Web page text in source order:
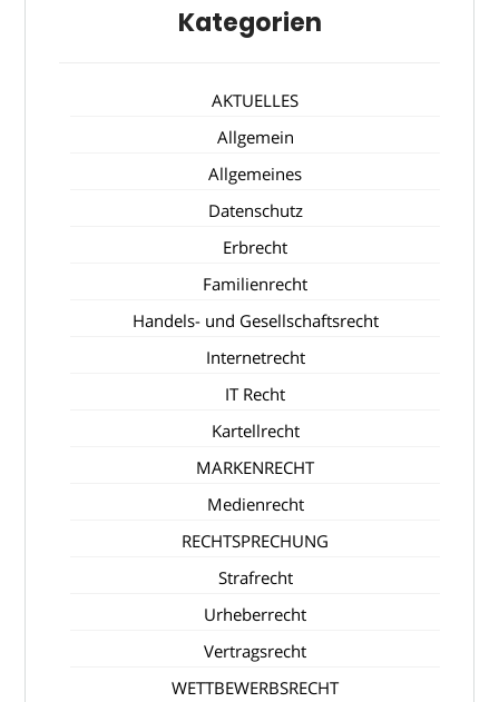
Kategorien
AKTUELLES
Allgemein
Allgemeines
Datenschutz
Erbrecht
Familienrecht
Handels- und Gesellschaftsrecht
Internetrecht
IT Recht
Kartellrecht
MARKENRECHT
Medienrecht
RECHTSPRECHUNG
Strafrecht
Urheberrecht
Vertragsrecht
WETTBEWERBSRECHT